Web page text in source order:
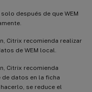
después de que WEM
Citrix recomienda realizar
de WEM local.
Citrix recomienda
datos en la ficha
hacerlo, se reduce el